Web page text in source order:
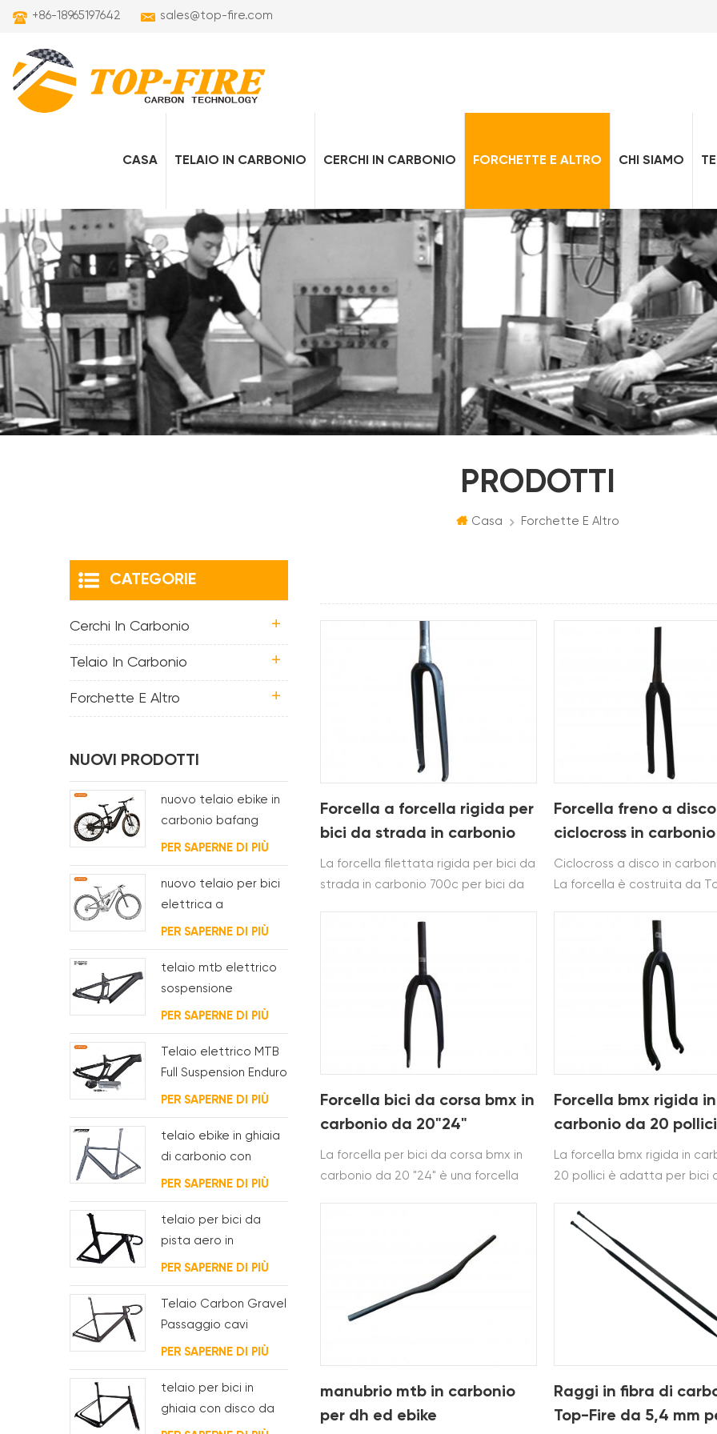
+86-18965197642 sales@top-fire.com
CASA TELAIO IN CARBONIO CERCHI IN CARBONIO FORCHETTE E ALTRO CHI SIAMO
PRODOTTI
Casa Forchette E Altro
Forcella a forcella rigida per
bici da strada in carbonio
700c per bici da strada
gravel
La forcella filettata rigida per bici da
strada in carbonio 700c per bici da
t700&t800.la forcella per bici in
ghiaia di carbonio ha Offset di 45 mm
Forcella freno a disco
ciclocross in carbonio
Ciclocross a disco in
La forcella è costruita da
superato Il test di qualità
una forcella a disco in
adatta per bici da strada
mountain bike e bici da
Forcella bici da corsa bmx in
carbonio da 20"24"
La forcella per bici da corsa bmx in
carbonio da 20 "24" è una forcella
Forcella bmx rigida in
carbonio da 20
design qr
La forcella bmx rigida in
20 pollici è adatta per bici
strada in carbonio e utilizza
manubrio mtb in carbonio
per dh ed ebike
Raggi in fibra di
Top-Fire da 5,4 mm
CATEGORIE
Cerchi In Carbonio
Telaio In Carbonio
Forchette E Altro
NUOVI PRODOTTI
nuovo telaio ebike in
carbonio bafang
M620 full suspension
per MTB e fat bike
PER SAPERNE DI PIÙ
nuovo telaio per bici
elettrica a
sospensione
completa BAFANG
G510
PER SAPERNE DI PIÙ
telaio mtb elettrico
sospensione
completamente
interno passaggio
cavi
PER SAPERNE DI PIÙ
Telaio elettrico MTB
Full Suspension Enduro
Carbon
PER SAPERNE DI PIÙ
telaio ebike in ghiaia
di carbonio con
motore del mozzo
fsa e batteria
PER SAPERNE DI PIÙ
telaio per bici da
pista aero in
carbonio per sistema
bsa
PER SAPERNE DI PIÙ
Telaio Carbon Gravel
Passaggio cavi
interno completo
PER SAPERNE DI PIÙ
telaio per bici in
ghiaia con disco da
ciclocross in carbonio